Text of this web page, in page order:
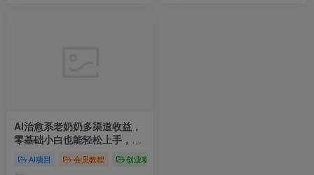
AI治愈系老奶奶多渠道收益，
零基础小白也能轻松上手，轻
松日入几张
AI项目 会员教程 创业项目